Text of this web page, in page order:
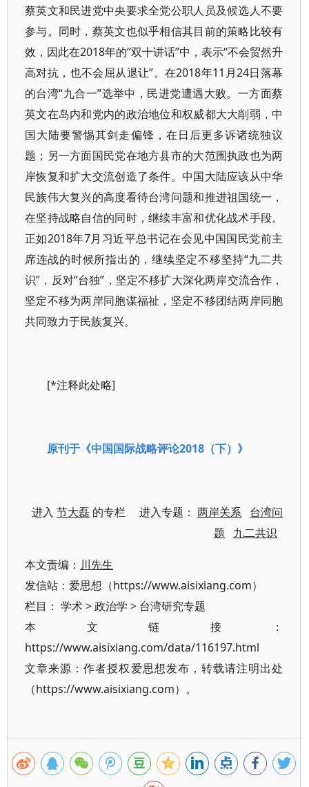
蔡英文和民进党中央要求全党公职人员及候选人不要
参与。同时，蔡英文也似乎相信其目前的策略比较有
效，因此在2018年的“双十讲话”中，表示“不会贸然升
高对抗，也不会屈从退让”。在2018年11月24日落幕
的台湾“九合一”选举中，民进党遭遇大败。一方面蔡
英文在岛内和党内的政治地位和权威都大大削弱，中
国大陆要警惕其剑走偏锋，在日后更多诉诸统独议
题；另一方面国民党在地方县市的大范围执政也为两
岸恢复和扩大交流创造了条件。中国大陆应该从中华
民族伟大复兴的高度看待台湾问题和推进祖国统一，
在坚持战略自信的同时，继续丰富和优化战术手段。
正如2018年7月习近平总书记在会见中国国民党前主
席连战的时候所指出的，继续坚定不移坚持“九二共
识”，反对“台独”，坚定不移扩大深化两岸交流合作，
坚定不移为两岸同胞谋福祉，坚定不移团结两岸同胞
共同致力于民族复兴。
[*注释此处略]
原刊于《中国国际战略评论2018（下）》
进入节大磊 的专栏 进入专题：两岸关系 台湾问
题
九二共识
本文责编： 川先生
发信站：爱思想（https://www.aisixiang.com）
栏目： 学术>政治学 > 台湾研究专题
本文链接：
https://www.aisixiang.com/data/116197.html
文章来源：作者授权爱思想发布，转载请注明出处
（https://www.aisixiang.com）。